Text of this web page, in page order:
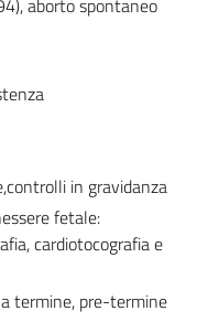
aborto spontaneo
in gravidanza
fetale:
cardiotocografia e
termine, pre-termine